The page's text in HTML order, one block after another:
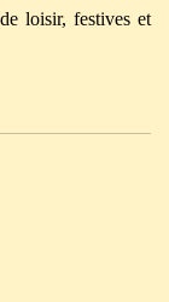
loisir, festives et